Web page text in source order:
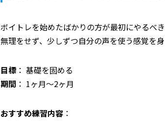
ボイトレを始めたばかりの方が最初にやるべ
無理をせず、少しずつ自分の声を使う感覚を
目標 ： 基礎を固める
期間 ： 1ヶ月～2ヶ月
おすすめ練習内容 ：